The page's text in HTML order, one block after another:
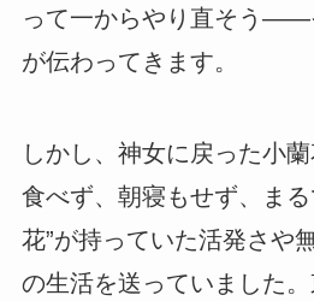
って一からやり直そう――
が伝わってきます。
しかし、神女に戻った小
食べず、朝寝もせず、ま
花”が持っていた活発さや
の生活を送っていました